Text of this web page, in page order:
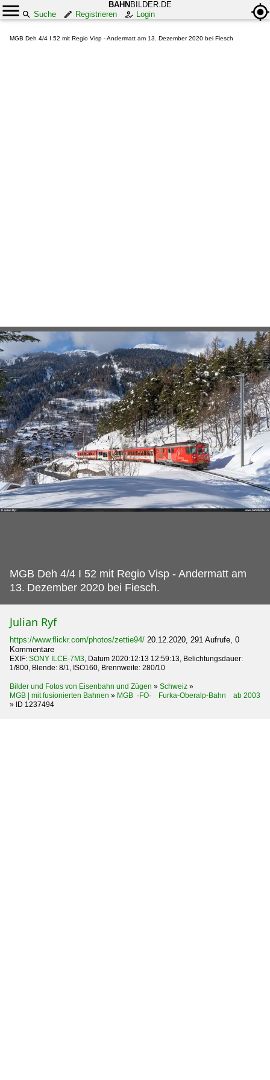
BAHN BILDER.DE
Suche
Registrieren Login
MGB Deh 4/4 I 52 mit Regio Visp - Andermatt am 13. Dezember 2020 bei Fiesch
MGB Deh 4/4 I 52 mit Regio Visp - Andermatt am
13. Dezember 2020 bei Fiesch.
Julian Ryf
https://www.flickr.com/photos/zettie94/ 20.12.2020, 291 Aufrufe, 0
Kommentare
EXIF: SONY ILCE-7M3, Datum 2020:12:13 12:59:13, Belichtungsdauer:
1/800, Blende: 8/1, ISO160, Brennweite: 280/10
Bilder und Fotos von Eisenbahn und Zügen » Schweiz »
MGB | mit fusionierten Bahnen » MGB ·FO· Furka-Oberalp-Bahn ab 2003
» ID 1237494